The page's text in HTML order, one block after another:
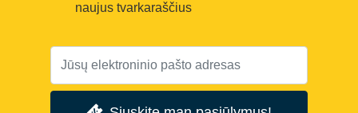
naujus tvarkaraščius